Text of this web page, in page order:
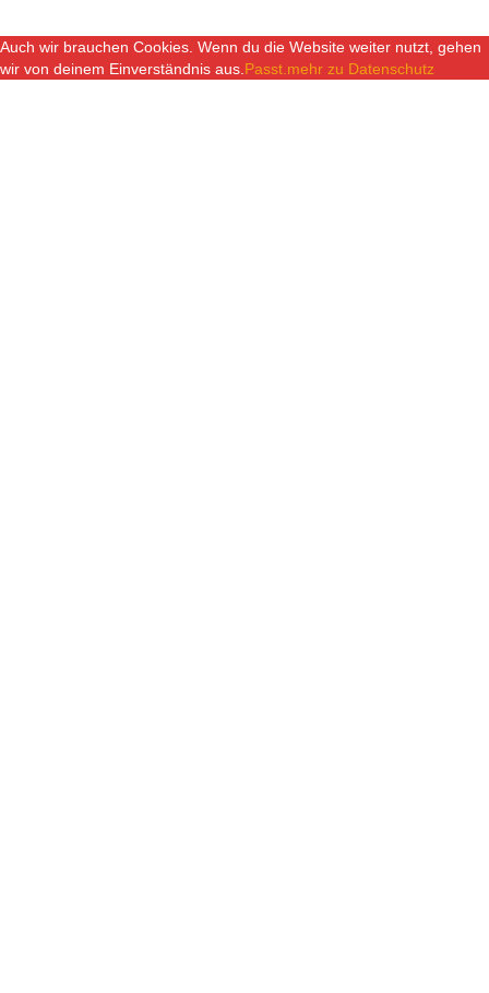
Auch wir brauchen Cookies. Wenn du die Website weiter nutzt, gehen
wir von deinem Einverständnis aus. Passt. mehr zu Datenschutz